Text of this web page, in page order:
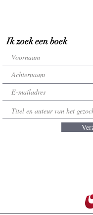
Ik zoek een boek